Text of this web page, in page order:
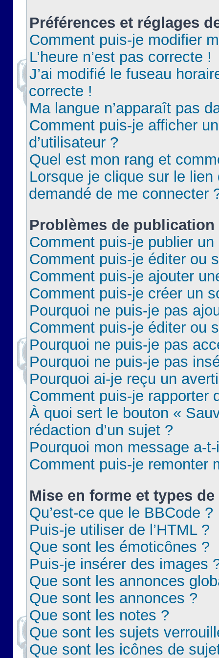
Préférences et réglages
Comment puis-je modifier
L’heure n’est pas correcte !
J’ai modifié le fuseau
correcte !
Ma langue n’apparaît pas
Comment puis-je afficher
d’utilisateur ?
Quel est mon rang et
Lorsque je clique sur le lien
demandé de me connecter
Problèmes de publication
Comment puis-je publier
Comment puis-je éditer ou
Comment puis-je ajouter
Comment puis-je créer un
Pourquoi ne puis-je pas
Comment puis-je éditer ou
Pourquoi ne puis-je pas
Pourquoi ne puis-je pas
Pourquoi ai-je reçu un
Comment puis-je rapporter
À quoi sert le bouton «
rédaction d’un sujet ?
Pourquoi mon message a-
Comment puis-je remonter
Mise en forme et types
Qu’est-ce que le BBCode ?
Puis-je utiliser de l’HTML ?
Que sont les émoticônes ?
Puis-je insérer des images
Que sont les annonces
Que sont les annonces ?
Que sont les notes ?
Que sont les sujets
Que sont les icônes de